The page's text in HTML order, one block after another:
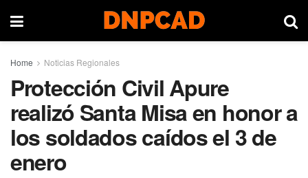
Home Noticias Regionales
Protección Civil Apure
realizó Santa Misa en honor a
los soldados caídos el 3 de
enero